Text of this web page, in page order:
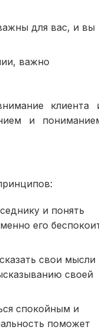
для вас, и вы
важно
клиента
и
и понять
его
свои мысли
своей
спокойным и
поможет